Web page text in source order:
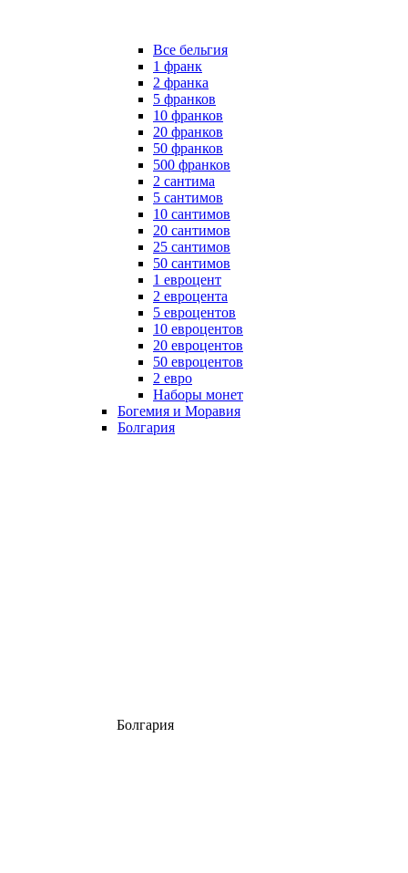
Все бельгия
1 франк
2 франка
5 франков
10 франков
20 франков
50 франков
500 франков
2 сантима
5 сантимов
10 сантимов
20 сантимов
25 сантимов
50 сантимов
1 евроцент
2 евроцента
5 евроцентов
10 евроцентов
20 евроцентов
50 евроцентов
2 евро
Наборы монет
Богемия и Моравия
Болгария
Болгария